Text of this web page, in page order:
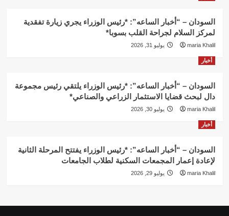
السودان – “أخبار الساعه”: *رئيس الوزراء يجري زيارة تفقدية
لمركز السلام لجراحة القلب بسوبا*
maria Khalil يوليو 31, 2026
أخبار
السودان – “أخبار الساعه”: *رئيس الوزراء يلتقي رئيس مجموعة
دال لبحث قضايا الاستثمار الزراعي والصناعي*
maria Khalil يوليو 30, 2026
أخبار
السودان – “أخبار الساعه”: *رئيس الوزراء يفتتح المرحلة الثانية
لإعادة إعمار المجمعات السكنية لطلاب الجامعات
maria Khalil يوليو 29, 2026